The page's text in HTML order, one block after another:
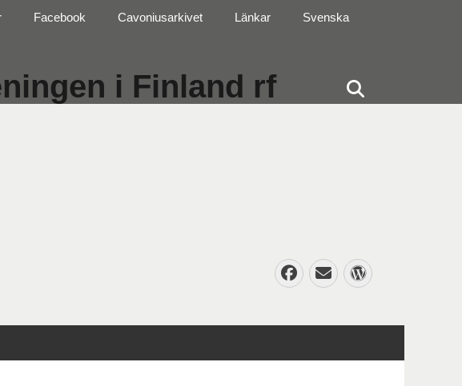
i Finland rf
Facebook
E-
post
Facebook Cavoniusarkivet Länkar Svenska